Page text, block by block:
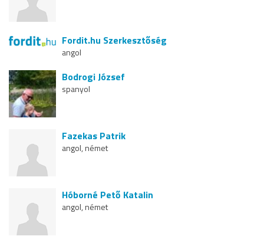
Fordit.hu Szerkesztőség
angol
Bodrogi József
spanyol
Fazekas Patrik
angol, német
Hóborné Pető Katalin
angol, német